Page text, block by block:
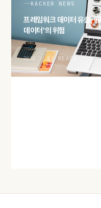
HACKER NEWS
프레임워크 데이터 유출,
데이터'의 위험
어제 · 51 READS